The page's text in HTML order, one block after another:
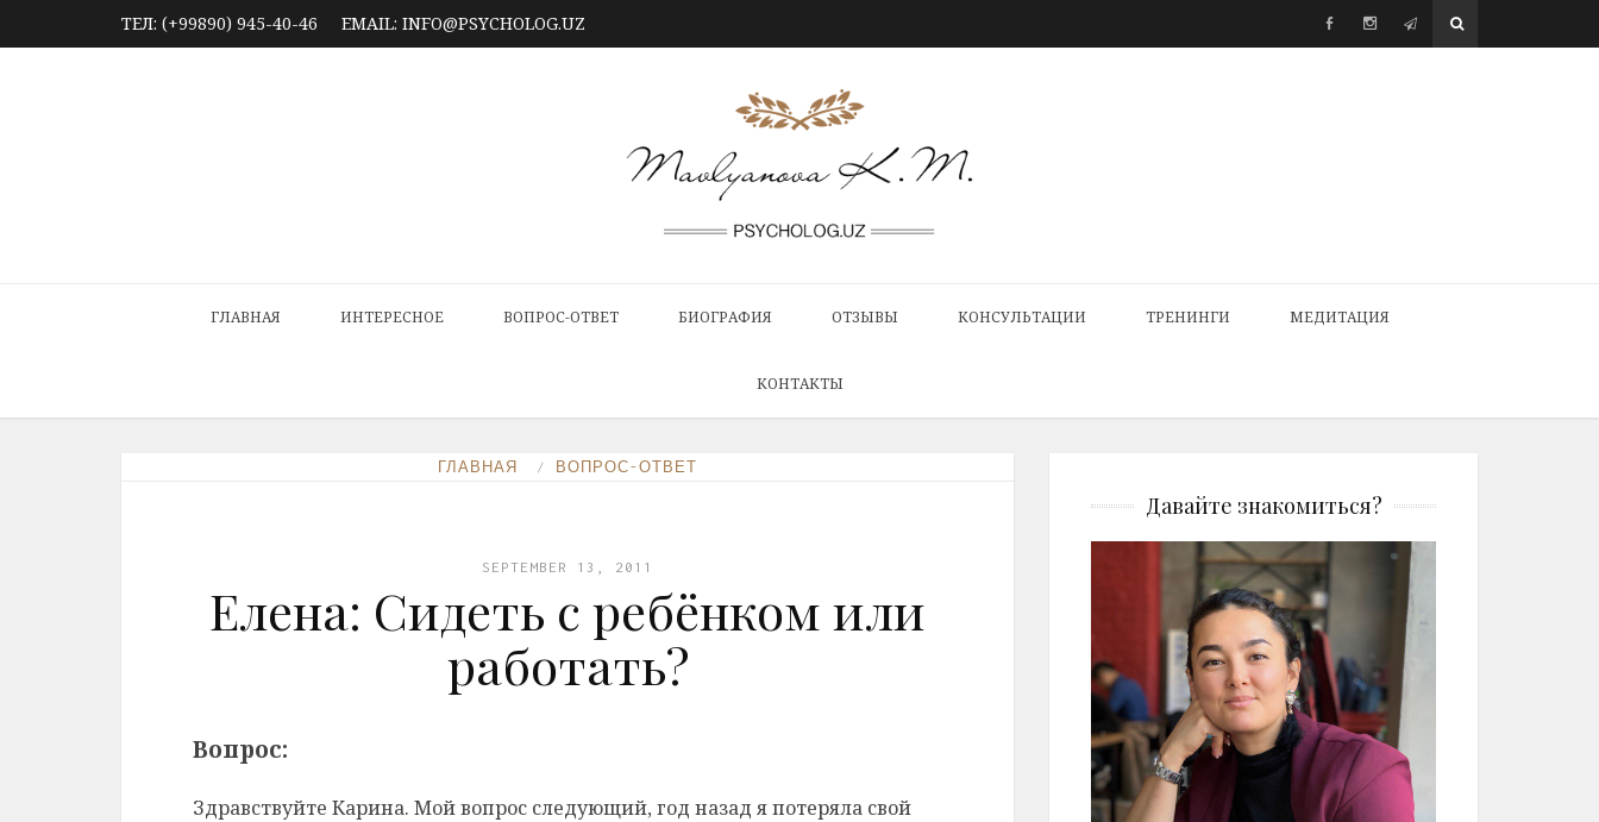
ТЕЛ: (+99890) 945-40-46 EMAIL: INFO@PSYCHOLOG.UZ
ГЛАВНАЯ ИНТЕРЕСНОЕ ВОПРОС-ОТВЕТ БИОГРАФИЯ ОТЗЫВЫ КОНСУЛЬТАЦИИ ТРЕНИНГИ МЕДИТАЦИЯ
КОНТАКТЫ
ГЛАВНАЯ ВОПРОС-ОТВЕТ
SEPTEMBER 13, 2011
Елена: Сидеть с ребёнком или
работать?
Вопрос:
Здравствуйте Карина. Мой вопрос следующий, год назад я потеряла свой
Давайте знакомиться?